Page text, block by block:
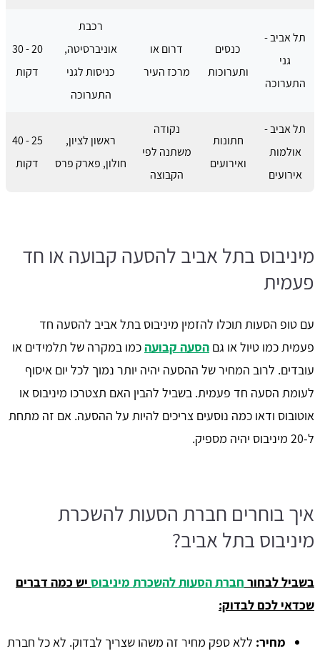
תל אביב -
גני
התערוכה
כנסים
ותערוכות
דרום או
מרכז העיר
רכבת
אוניברסיטה,
כניסות לגני
התערוכה
20 - 30
דקות
תל אביב -
אולמות
אירועים
חתונות
ואירועים
נקודה
משתנה לפי
הקבוצה
ראשון לציון,
חולון, פארק פרס
25 - 40
דקות
מיניבוס בתל אביב להסעה קבועה או חד
פעמית
עם טופ הסעות תוכלו להזמין מיניבוס בתל אביב להסעה חד
פעמית כמו טיול או גם הסעה קבועהכמו במקרה של תלמידים או
עובדים. לרוב המחיר של ההסעה יהיה יותר נמוך לכל יום איסוף
לעומת הסעה חד פעמית. בשביל להבין האם תצטרכו מיניבוס או
אוטובוס ודאו כמה נוסעים צריכים להיות על ההסעה. אם זה מתחת
ל-20 מיניבוס יהיה מספיק.
איך בוחרים חברת הסעות להשכרת
מיניבוס בתל אביב?
בשביל לבחור חברת הסעות להשכרת מיניבוס יש כמה דברים
שכדאי לכם לבדוק:
מחיר: ללא ספק מחיר זה משהו שצריך לבדוק. לא כל חברת